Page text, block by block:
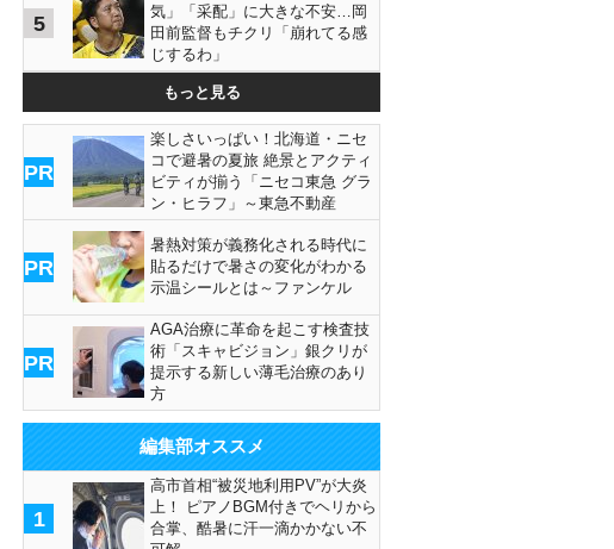
5
気」「采配」に大きな不安…岡
田前監督もチクリ「崩れてる感
じするわ」
もっと見る
PR
楽しさいっぱい！北海道・ニセ
コで避暑の夏旅 絶景とアクティ
ビティが揃う「ニセコ東急 グラ
ン・ヒラフ」～東急不動産
PR
暑熱対策が義務化される時代に
貼るだけで暑さの変化がわかる
示温シールとは～ファンケル
PR
AGA治療に革命を起こす検査技
術「スキャビジョン」銀クリが
提示する新しい薄毛治療のあり
方
編集部オススメ
1
高市首相“被災地利用PV”が大炎
上！ ピアノBGM付きでヘリから
合掌、酷暑に汗一滴かかない不